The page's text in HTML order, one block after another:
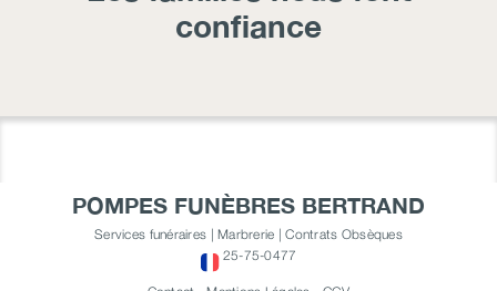
confiance
POMPES FUNÈBRES BERTRAND
Services funéraires | Marbrerie | Contrats Obsèques
25-75-0477